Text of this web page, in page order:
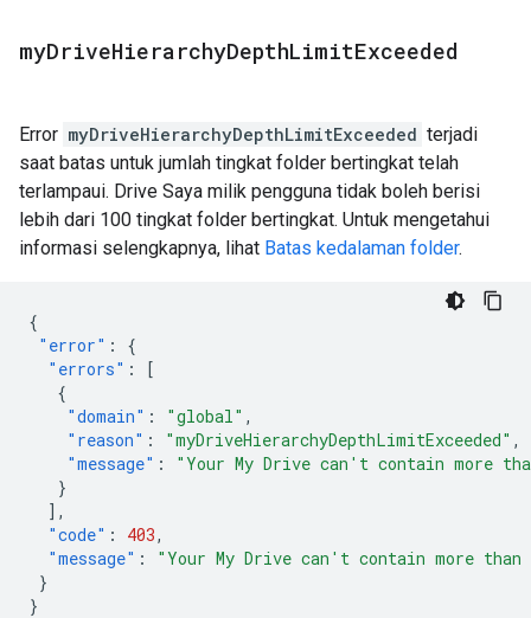
myDriveHierarchyDepthLimitExceeded
Error myDriveHierarchyDepthLimitExceeded terjadi
saat batas untuk jumlah tingkat folder bertingkat telah
terlampaui. Drive Saya milik pengguna tidak boleh berisi
lebih dari 100 tingkat folder bertingkat. Untuk mengetahui
informasi selengkapnya, lihat Batas kedalaman folder.
{
"error" :
{
"errors" :
[
{
"domain" : "global" ,
"reason" : "myDriveHierarchyDepthLimitExceeded" ,
"message" :
"Your My Drive can't contain more
}
],
"code" : 403,
"message" :
"Your My Drive can't contain more
}
}